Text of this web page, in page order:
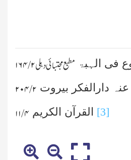
فی الہبۃ مطبع مجتبائی دہلی۲/ ۱۶۴
دارالفکر بیروت ۲/ ۲۰۴
[3] القرآن الکریم ۴/ ۱۱